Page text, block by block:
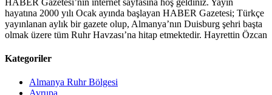
hayatına 2000 yılı Ocak ayında başlayan HABER Gazetesi; Türkçe
yayınlanan aylık bir gazete olup, Almanya’nın Duisburg şehri başta
olmak üzere tüm Ruhr Havzası’na hitap etmektedir. Hayrettin Özcan
Kategoriler
Almanya Ruhr Bölgesi
Avrupa